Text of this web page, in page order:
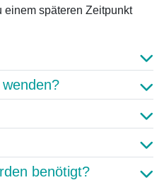
späteren Zeitpunkt
benötigt?